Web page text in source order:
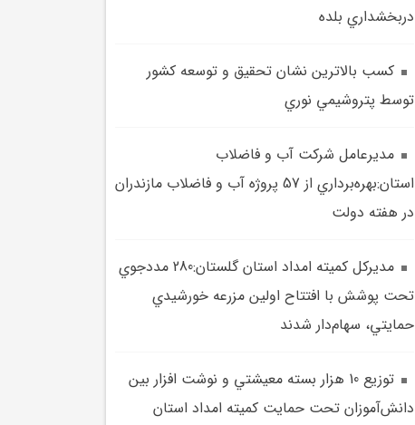
دربخشداري بلده
کسب بالاترين نشان تحقيق و توسعه کشور
توسط پتروشيمي نوري
مديرعامل شرکت آب و فاضلاب
استان:بهره‌برداري از 57 پروژه آب و فاضلاب مازندران
در هفته دولت
مديرکل کميته امداد استان گلستان:280 مددجوي
تحت پوشش با افتتاح اولين مزرعه خورشيدي
حمايتي، سهام‌دار شدند
توزيع 10 هزار بسته معيشتي و نوشت افزار بين
دانش‌آموزان تحت حمايت کميته امداد استان